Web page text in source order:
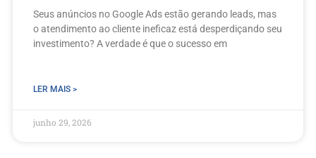
Seus anúncios no Google Ads estão gerando leads, mas
o atendimento ao cliente ineficaz está desperdiçando seu
investimento? A verdade é que o sucesso em
LER MAIS >
junho 29, 2026